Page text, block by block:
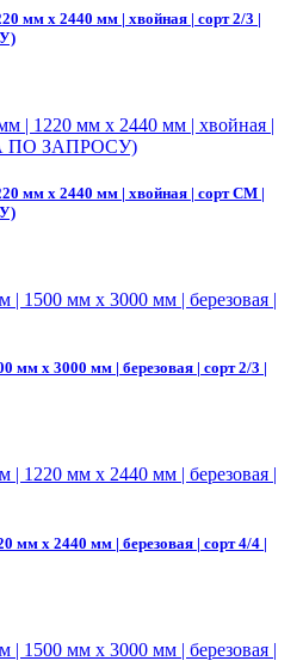
мм х 2440 мм | хвойная | сорт 2/3 |
мм х 2440 мм | хвойная | сорт СМ |
х 3000 мм | березовая | сорт 2/3 |
х 2440 мм | березовая | сорт 4/4 |